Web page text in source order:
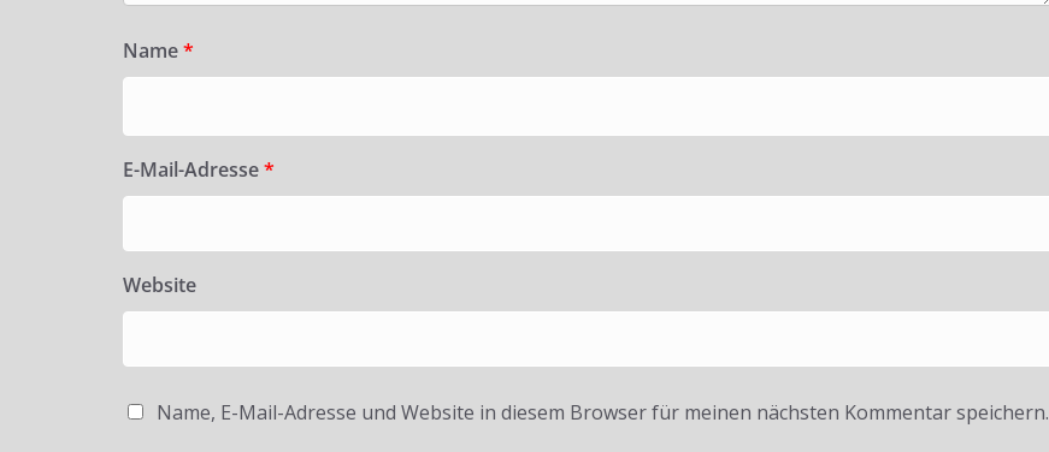
Name*
E-Mail-Adresse*
Website
Name, E-Mail-Adresse und Website in diesem Browser für meinen nächsten Kommentar speichern.